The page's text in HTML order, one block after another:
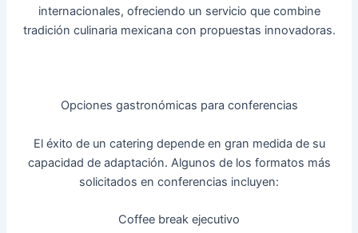
internacionales, ofreciendo un servicio que combine
tradición culinaria mexicana con propuestas innovadoras.
Opciones gastronómicas para conferencias
El éxito de un catering depende en gran medida de su
capacidad de adaptación. Algunos de los formatos más
solicitados en conferencias incluyen:
Coffee break ejecutivo